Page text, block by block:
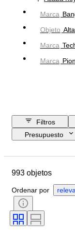
Marca
Objeto
Marca
Marca
Filtros
Presupuesto
Estado
Color
Testado y
993 objetos
Ordenar por